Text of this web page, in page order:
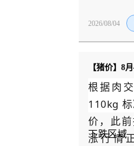
盲目追高
走货与进
2026/08/04
【猪价】8
根据肉
110kg
价，此
涨行情
下跌区域